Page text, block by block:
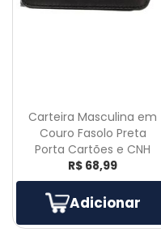
Carteira Masculina em
Couro Fasolo Preta
Porta Cartões e CNH
R$ 68,99
Adicionar